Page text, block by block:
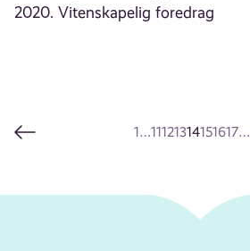
2020. Vitenskapelig foredrag
1…11121314151617…